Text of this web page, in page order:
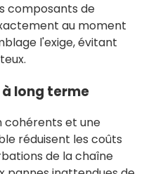
composants de
au moment
l'exige, évitant
long terme
cohérents et une
réduisent les coûts
de la chaîne